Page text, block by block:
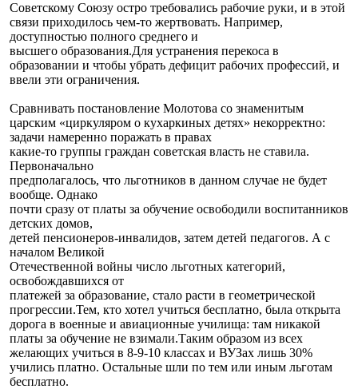
Советскому Союзу остро требовались рабочие руки, и в этой
связи приходилось чем-то жертвовать. Например,
доступностью полного среднего и
высшего образования.Для устранения перекоса в
образовании и чтобы убрать дефицит рабочих профессий, и
ввели эти ограничения.
Сравнивать постановление Молотова со знаменитым
царским «циркуляром о кухаркиных детях» некорректно:
задачи намеренно поражать в правах
какие-то группы граждан советская власть не ставила.
Первоначально
предполагалось, что льготников в данном случае не будет
вообще. Однако
почти сразу от платы за обучение освободили воспитанников
детских домов,
детей пенсионеров-инвалидов, затем детей педагогов. А с
началом Великой
Отечественной войны число льготных категорий,
освобождавшихся от
платежей за образование, стало расти в геометрической
прогрессии.Тем, кто хотел учиться бесплатно, была открыта
дорога в военные и авиационные училища: там никакой
платы за обучение не взимали.Таким образом из всех
желающих учиться в 8-9-10 классах и ВУЗах лишь 30%
учились платно. Остальные шли по тем или иным льготам
бесплатно.